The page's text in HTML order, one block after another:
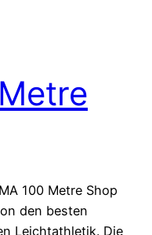
100 Metre Shop
den besten
Leichtathletik. Die